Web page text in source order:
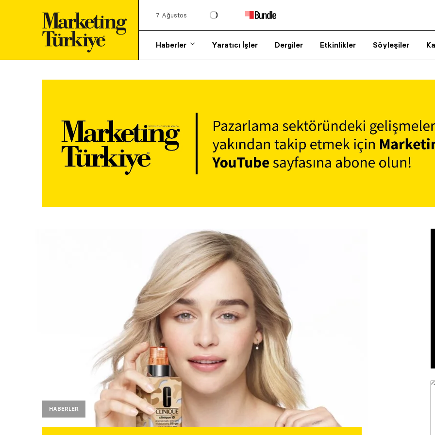
7 Ağustos
Haberler Yaratıcı İşler Dergiler Etkinlikler Söyleşiler
HABERLER